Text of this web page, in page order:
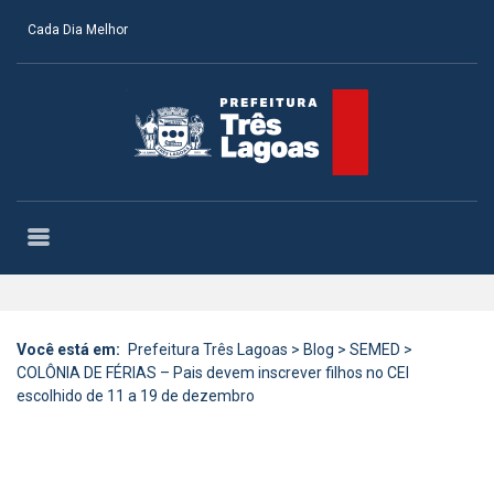
Cada Dia Melhor
Você está em: Prefeitura Três Lagoas > Blog > SEMED >
COLÔNIA DE FÉRIAS – Pais devem inscrever filhos no CEI
escolhido de 11 a 19 de dezembro